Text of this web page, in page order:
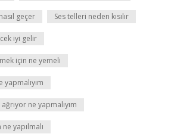
geçer Ses telleri neden kısılır
iyi gelir
için ne yemeli
yapmalıyım
ağrıyor ne yapmalıyım
yapılmalı